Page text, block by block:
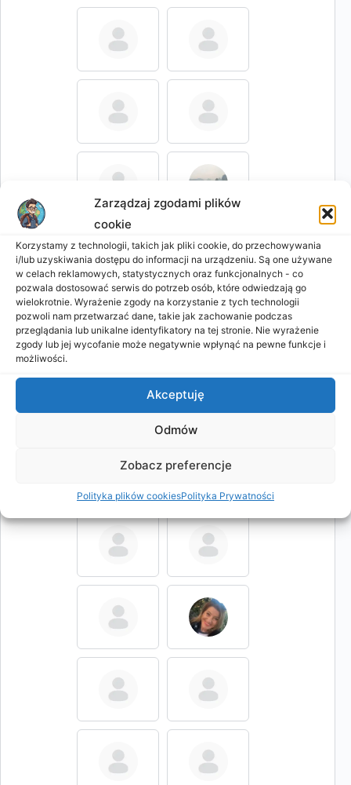
Zarządzaj zgodami plików
cookie
Korzystamy z technologii, takich jak pliki cookie, do przechowywania
i/lub uzyskiwania dostępu do informacji na urządzeniu. Są one używane
w celach reklamowych, statystycznych oraz funkcjonalnych - co
pozwala dostosować serwis do potrzeb osób, które odwiedzają go
wielokrotnie. Wyrażenie zgody na korzystanie z tych technologii
pozwoli nam przetwarzać dane, takie jak zachowanie podczas
przeglądania lub unikalne identyfikatory na tej stronie. Nie wyrażenie
zgody lub jej wycofanie może negatywnie wpłynąć na pewne funkcje i
możliwości.
Akceptuję
Odmów
Zobacz preferencje
Polityka plików cookiesPolityka Prywatności